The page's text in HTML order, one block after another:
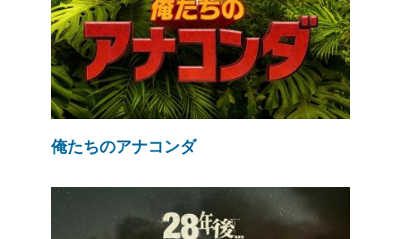
俺たちのアナコンダ